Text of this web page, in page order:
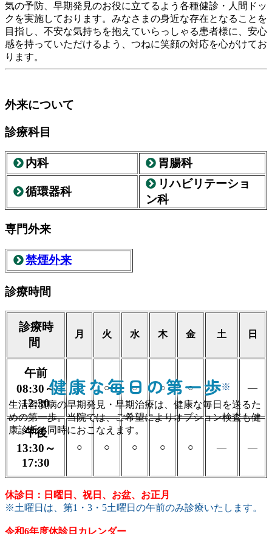
健康な毎日の第一歩
生活習慣病の早期発見・早期治療は、健康な毎日を送るた
めの第一歩。当院では、ご希望によりオプション検査も健
康診断と同時におこなえます。
気の予防、早期発見のお役に立てるよう各種健診・人間ドッ
クを実施しております。みなさまの身近な存在となることを
目指し、不安な気持ちを抱えていらっしゃる患者様に、安心
感を持っていただけるよう、つねに笑顔の対応を心がけてお
ります。
外来について
診療科目
 内科  胃腸科
 循環器科
 リハビリテーショ
ン科
専門外来
 禁煙外来
診療時間
診療時
間
月 火 水 木 金 土 日
午前
08:30～
12:30
○ ○ ○ ○ ○ ○※ ―
午後
13:30～
17:30
○ ○ ○ ○ ○ ― ―
休診日：日曜日、祝日、お盆、お正月
※土曜日は、第1・3・5土曜日の午前のみ診療いたします。
令和6年度休診日カレンダー